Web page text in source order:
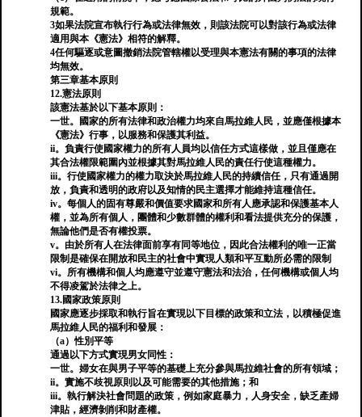
規範。
3如果法院宣布執行行為或法律無效，則該法院可以對該行為或法律
適用與本《憲法》相符的解釋。
4任何驅逐或意圖撤銷法院管轄權以受理與本憲法有關的事項的法律
均無效。
第三章基本原則
12.憲法原則
該憲法基於以下基本原則：
一世。國家的所有法律和政治權力均來自馬拉維人民，並應僅根據本
《憲法》行事，以服務和保護其利益。
ii。負責行使國家權力的所有人員均以信任方式這樣做，並且僅應在
其合法權限範圍內並根據其對馬拉維人民的責任行使這種權力。
iii。行使國家權力的權力取決於馬拉維人民的持續信任，只有通過開
放，負責和透明的政府以及知情的民主選擇才能維持這種信任。
iv。每個人的固有尊嚴和價值要求國家和所有人應承認和保護基本人
權，並為所有個人，團體和少數群體的權利和看法提供充分的保護，
無論他們是否有權投票。
v。由於所有人在法律面前享有同等地位，因此合法權利的唯一正當
限制是確保在開放和民主的社會中實現人類和平互動所必需的限制
vi。所有機構和個人均應遵守並遵守憲法和法治，任何機構或個人均
不得凌駕於法律之上。
13.國家政策原則
國家應逐步採取和執行旨在實現以下目標的政策和立法，以積極促進
馬拉維人民的福利和發展：
（a）性別平等
通過以下方式實現男女同性：
一世。婦女在與男子平等的基礎上充分參與馬拉維社會的所有領域；
ii。實施不歧視原則以及可能需要的其他措施；和
iii。執行解決社會問題的政策，例如家庭暴力，人身安全，缺乏產婦
津貼，經濟剝削和財產權。